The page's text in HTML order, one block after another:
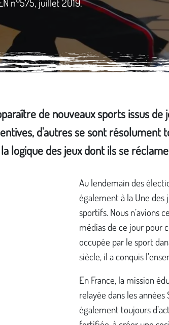
de nouveaux sports issus
d'autres se sont
logique des jeux dont ils se
Au lendemain des
également à la Une des
sportifs. Nous n’avions
médias de ce jour pour
occupée par le sport
siècle, il a conquis
En France, la mission
relayée dans les
également toujours